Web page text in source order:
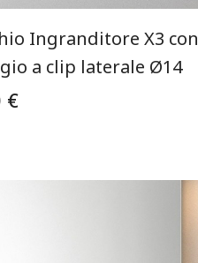
Ingranditore X3 con
a clip laterale Ø14
€